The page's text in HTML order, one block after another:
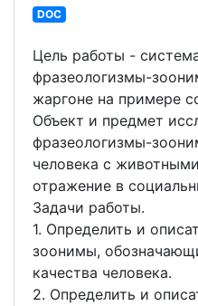
DOC
Цель работы -
фразеологизмы-
жаргоне на примере
Объект и предмет
фразеологизмы-
человека с
отражение в
Задачи работы.
1. Определить и
зоонимы,
качества человека.
2. Определить и